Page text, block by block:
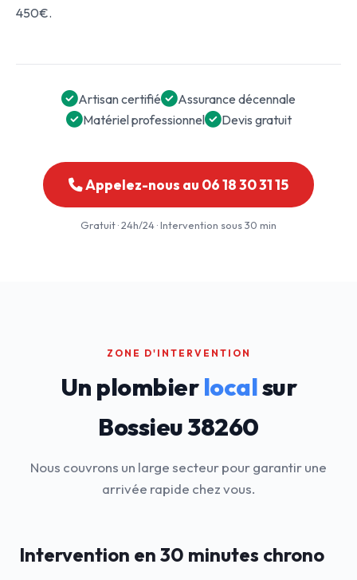
450€.
Artisan certifié
Assurance décennale
Matériel professionnel
Devis gratuit
Appelez-nous au 06 18 30 31 15
Gratuit · 24h/24 · Intervention sous 30 min
ZONE D'INTERVENTION
Un plombierlocalsur
Bossieu 38260
Nous couvrons un large secteur pour garantir une
arrivée rapide chez vous.
Intervention en 30 minutes chrono